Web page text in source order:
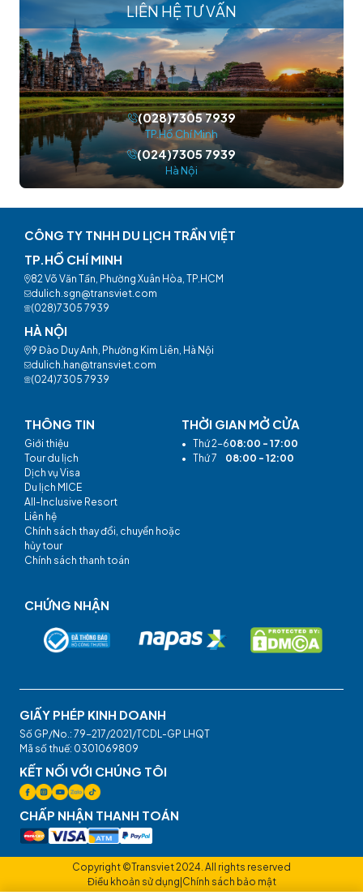
LIÊN HỆ TƯ VẤN
(028)7305 7939
TP.Hồ Chí Minh
(024)7305 7939
Hà Nội
CÔNG TY TNHH DU LỊCH TRẦN VIỆT
TP.HỒ CHÍ MINH
82 Võ Văn Tần, Phường Xuân Hòa, TP.HCM
dulich.sgn@transviet.com
(028)7305 7939
HÀ NỘI
9 Đào Duy Anh, Phường Kim Liên, Hà Nội
dulich.han@transviet.com
(024)7305 7939
THÔNG TIN
Giới thiệu
Tour du lịch
Dịch vụ Visa
Du lịch MICE
All-Inclusive Resort
Liên hệ
Chính sách thay đổi, chuyển hoặc
hủy tour
Chính sách thanh toán
THỜI GIAN MỞ CỬA
• Thứ 2-608:00 - 17:00
• Thứ 7 08:00 - 12:00
CHỨNG NHẬN
GIẤY PHÉP KINH DOANH
Số GP/No.: 79-217/2021/TCDL-GP LHQT
Mã số thuế: 0301069809
KẾT NỐI VỚI CHÚNG TÔI
CHẤP NHẬN THANH TOÁN
Copyright ©Transviet 2024. All rights reserved
Điều khoản sử dụng|Chính sách bảo mật